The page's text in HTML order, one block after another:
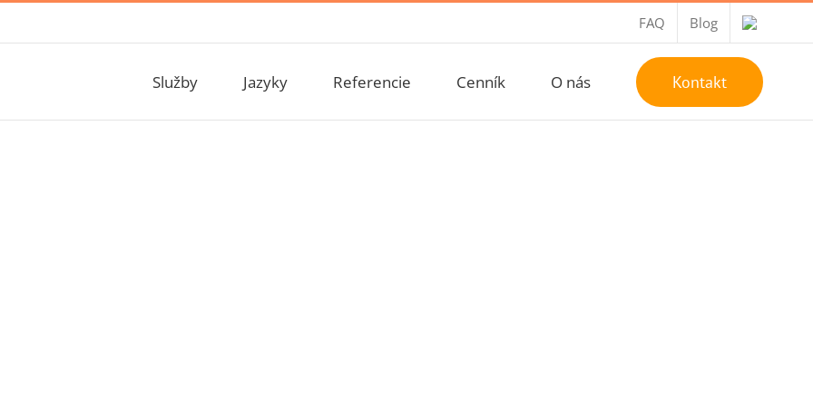
FAQ Blog
Služby Jazyky Referencie Cenník O nás Kontakt